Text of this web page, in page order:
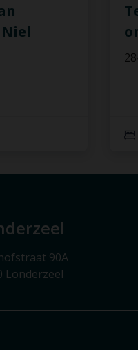
90A
Londerzeel